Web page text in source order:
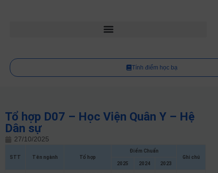
Tính điểm học bạ
Tổ hợp D07 – Học Viện Quân Y – Hệ
Dân sự
27/10/2025
STT Tên ngành Tổ hợp
Điểm Chuẩn
Ghi chú
2025
2024 2023